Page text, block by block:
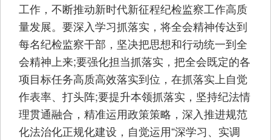
工作，不断推动新时代新征程纪检监察工作高质
量发展。要深入学习抓落实，将全会精神传达到
每名纪检监察干部，坚决把思想和行动统一到全
会精神上来;要强化担当抓落实，把全会既定的各
项目标任务高质高效落实到位，在抓落实上自觉
作表率、打头阵;要提升本领抓落实，坚持纪法情
理贯通融合，精准运用政策策略，深入推进规范
化法治化正规化建设，自觉运用“深学习、实调